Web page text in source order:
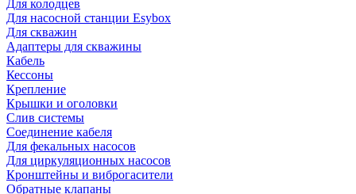
Для колодцев
Для насосной станции Esybox
Для скважин
Адаптеры для скважины
Кабель
Кессоны
Крепление
Крышки и оголовки
Слив системы
Соединение кабеля
Для фекальных насосов
Для циркуляционных насосов
Кронштейны и виброгасители
Обратные клапаны